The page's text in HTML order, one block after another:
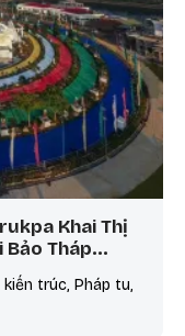
Khai Thị
Bảo Tháp…
trúc, Pháp tu,